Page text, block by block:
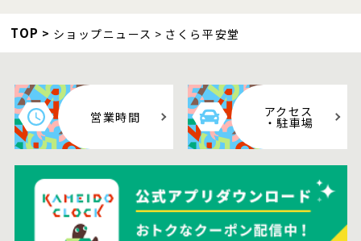
TOP ショップニュース さくら平安堂
営業時間 アクセス
・駐車場